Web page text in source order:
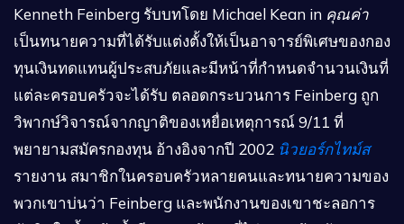
Kenneth Feinberg รับบทโดย Michael Kean in คุณค่า
เป็นทนายความที่ได้รับแต่งตั้งให้เป็นอาจารย์พิเศษของกอง
ทุนเงินทดแทนผู้ประสบภัยและมีหน้าที่กำหนดจำนวนเงินที่
แต่ละครอบครัวจะได้รับ ตลอดกระบวนการ Feinberg ถูก
วิพากษ์วิจารณ์จากญาติของเหยื่อเหตุการณ์ 9/11 ที่
พยายามสมัครกองทุน อ้างอิงจากปี 2002 นิวยอร์กไทม์ส
รายงาน สมาชิกในครอบครัวหลายคนและทนายความของ
พวกเขาบ่นว่า Feinberg และพนักงานของเขาชะลอการ